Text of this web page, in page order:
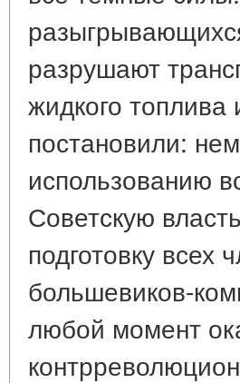
разрушают
жидкого
постановили:
использованию
Советскую
подготовку всех
большевиков-
любой момент